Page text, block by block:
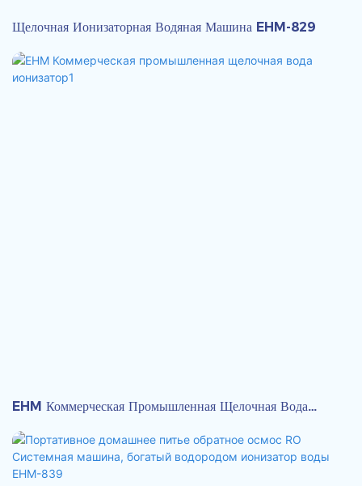
Щелочная Ионизаторная Водяная Машина EHM-829
EHM Коммерческая Промышленная Щелочная Вода